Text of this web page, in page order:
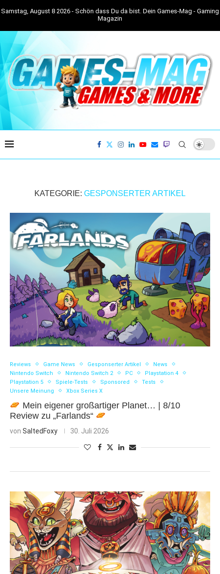
Samstag, August 8 2026 - Schön dass Du da bist. Dein Games-Mag - Gaming
Magazin
KATEGORIE: GESPONSERTER ARTIKEL
Reviews Game News Gesponserter Artikel
News
Nintendo Switch
Nintendo Switch 2 PC
Playstation 4
Playstation 5
Spiele-Tests Sponsored
Tests
Unsere Meinung
Xbox Series X
Mein eigener großartiger Planet… | 8/10
Review zu „Farlands“
von SaltedFoxy 30. Juli 2026